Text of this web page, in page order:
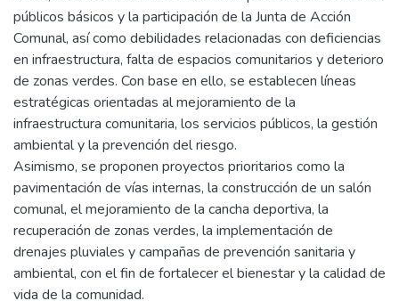
públicos básicos y la participación de la Junta de Acción
Comunal, así como debilidades relacionadas con deficiencias
en infraestructura, falta de espacios comunitarios y deterioro
de zonas verdes. Con base en ello, se establecen líneas
estratégicas orientadas al mejoramiento de la
infraestructura comunitaria, los servicios públicos, la gestión
ambiental y la prevención del riesgo.
Asimismo, se proponen proyectos prioritarios como la
pavimentación de vías internas, la construcción de un salón
comunal, el mejoramiento de la cancha deportiva, la
recuperación de zonas verdes, la implementación de
drenajes pluviales y campañas de prevención sanitaria y
ambiental, con el fin de fortalecer el bienestar y la calidad de
vida de la comunidad.